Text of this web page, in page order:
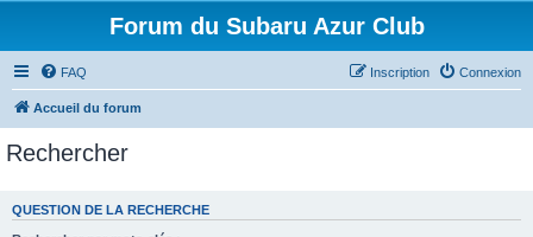
Forum du Subaru Azur Club
FAQ Connexion
Inscription
Accueil du forum
Rechercher
QUESTION DE LA RECHERCHE